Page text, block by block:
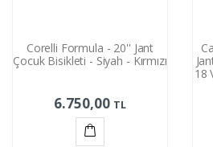
Corelli Formula - 20'' Jant
Çocuk Bisikleti - Siyah - Kırmızı
6.750,00 TL
18